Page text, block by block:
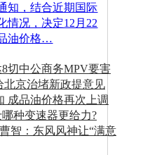
知，结合近期国际
情况，决定12月22
油价格…
切中公商务MPV要害
北京治堵新政提意见
成品油价格再次上调
种变速器更给力?
智：东风风神让“满意